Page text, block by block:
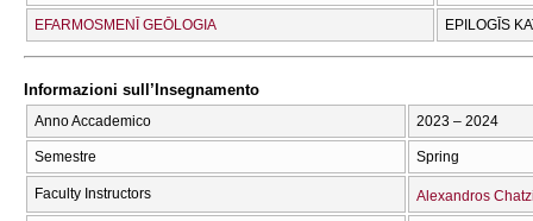
EFARMOSMENĪ GEŌLOGIA EPILOGĪS
Informazioni sull’Insegnamento
Anno Accademico 2023 – 2024
Semestre Spring
Faculty Instructors Alexandros